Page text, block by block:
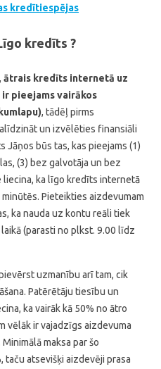
kredītiespējas
kredīts ?
ātrais kredīts internetā uz
pieejams vairākos
, tādēļ pirms
un izvēlēties finansiāli
būs tas, kas pieejams (1)
(3) bez galvotāja un bez
liecina, ka līgo kredīts internetā
Pieteikties aizdevumam
ka nauda uz kontu reāli tiek
(parasti no plkst. 9.00 līdz
uzmanību arī tam, cik
Patērētāju tiesību un
ka vairāk kā 50% no ātro
vēlāk ir vajadzīgs aizdevuma
maksa par šo
taču atsevišķi aizdevēji prasa